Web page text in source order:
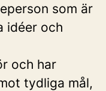
som är
idéer och
och har
tydliga mål,